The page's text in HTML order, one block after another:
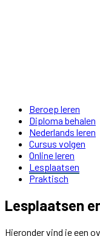
Beroep leren
Diploma behalen
Nederlands leren
Cursus volgen
Online leren
Lesplaatsen
Praktisch
Lesplaatsen
Hieronder vind je een